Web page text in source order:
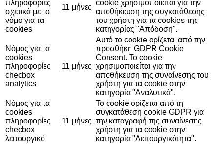
πληροφορίες
σχετικά με το
νόμο για τα
cookies
11 μήνες
cookie χρησιμοποιείται για την
αποθήκευση της συγκατάθεσης
του χρήστη για τα cookies της
κατηγορίας "Απόδοση".
Νόμος για τα
cookies
πληροφορίες
checbox
analytics
11 μήνες
Αυτό το cookie ορίζεται από την
προσθήκη GDPR Cookie
Consent. Το cookie
χρησιμοποιείται για την
αποθήκευση της συναίνεσης του
χρήστη για τα cookie στην
κατηγορία "Αναλυτικά".
Νόμος για τα
cookies
πληροφορίες
checbox
λειτουργικό
11 μήνες
Το cookie ορίζεται από τη
συγκατάθεση cookie GDPR για
την καταγραφή της συναίνεσης
χρήστη για τα cookie στην
κατηγορία "Λειτουργικότητα".